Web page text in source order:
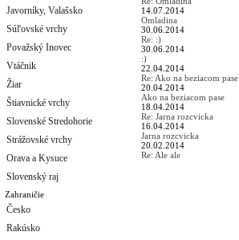
Javorníky, Valašsko
Súľovské vrchy
Považský Inovec
Vtáčnik
Žiar
Štiavnické vrchy
Slovenské Stredohorie
Strážovské vrchy
Orava a Kysuce
Slovenský raj
Zahraničie
Česko
Rakúsko
14.07.2014
Omladina
30.06.2014
Re: :)
30.06.2014
:)
22.04.2014
Re: Ako na beziacom pase
20.04.2014
Ako na beziacom pase
18.04.2014
Re: Jarna rozcvicka
16.04.2014
Jarna rozcvicka
20.02.2014
Re: Ale ale